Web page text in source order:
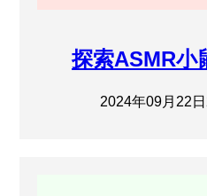
探索ASMR小
2024年09月22